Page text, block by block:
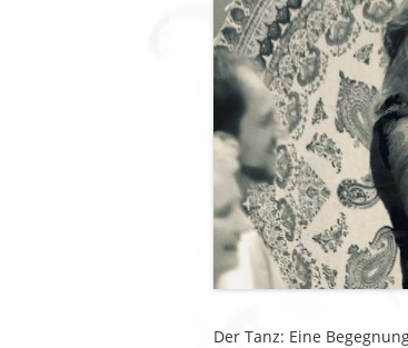
Der Tanz: Eine